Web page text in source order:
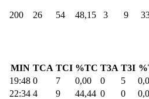
200 26 54 48,15 3 9
MIN TCA TCI %TC T3A T3I
19:48 0 7 0,00 0 5
22:34 4 9 44,44 0 0
0,0